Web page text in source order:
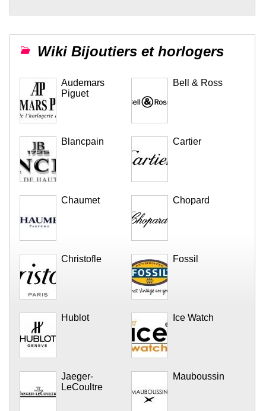
Wiki Bijoutiers et horlogers
Audemars
Piguet
Bell & Ross
Blancpain Cartier
Chaumet Chopard
Christofle Fossil
Hublot Ice Watch
Jaeger-
LeCoultre
Mauboussin